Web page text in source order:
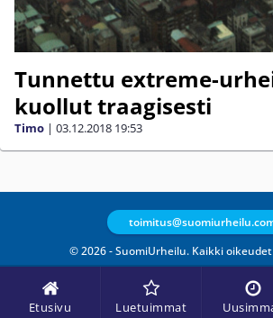
Etusivu Luetuimmat
Tunnettu extreme-
kuollut traagisesti
Timo | 03.12.2018 19:53
© 2026 - SuomiUrheilu. Kaikki